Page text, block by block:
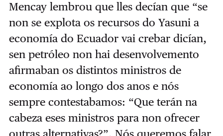
Mencay lembrou que lles decían que “se
non se explota os recursos do Yasuni a
economía do Ecuador vai crebar dicían,
sen petróleo non hai desenvolvemento
afirmaban os distintos ministros de
economía ao longo dos anos e nós
sempre contestabamos: “Que terán na
cabeza eses ministros para non ofrecer